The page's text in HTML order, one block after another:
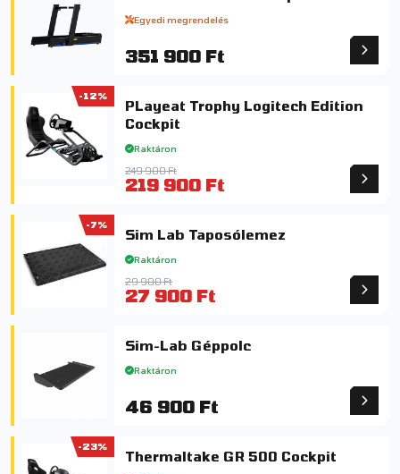
Egyedi megrendelés
351 900 Ft
-12%
PLayeat Trophy Logitech Edition
Cockpit
Raktáron
249 900 Ft
219 900 Ft
-7%
Sim Lab Taposólemez
Raktáron
29 900 Ft
27 900 Ft
Sim-Lab Géppolc
Raktáron
46 900 Ft
-23%
Thermaltake GR 500 Cockpit